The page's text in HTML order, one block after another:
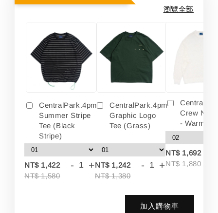
瀏覽全部
CentralPark.4pm
Summer Stripe
Tee (Black
Stripe)
NT$ 1,422
NT$ 1,580
- +
CentralPark.4pm
Graphic Logo
Tee (Grass)
NT$ 1,242
NT$ 1,380
- +
Crew
- Warm
NT$ 1,692
NT$ 1,880
加入購物車